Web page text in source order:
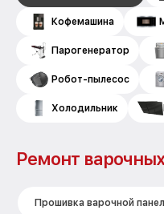
Кофемашина
Парогенератор
Робот-пылесос
Холодильник
Ремонт
Прошивка варочной